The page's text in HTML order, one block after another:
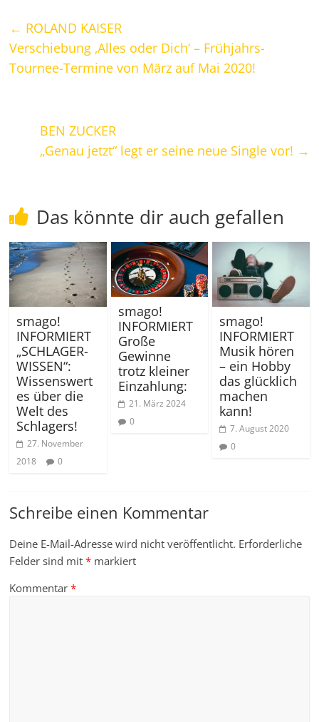
← ROLAND KAISER
Verschiebung ‚Alles oder Dich‘ – Frühjahrs-
Tournee-Termine von März auf Mai 2020!
BEN ZUCKER
„Genau jetzt“ legt er seine neue Single vor! →
Das könnte dir auch gefallen
smago!
INFORMIERT
„SCHLAGER-
WISSEN“:
Wissenswert
es über die
Welt des
Schlagers!
27. November
2018
0
smago!
INFORMIERT
Große
Gewinne
trotz kleiner
Einzahlung:
21. März 2024
0
smago!
INFORMIERT
Musik hören
– ein Hobby
das glücklich
machen
kann!
7. August 2020
0
Schreibe einen Kommentar
Deine E-Mail-Adresse wird nicht veröffentlicht. Erforderliche
Felder sind mit* markiert
Kommentar*